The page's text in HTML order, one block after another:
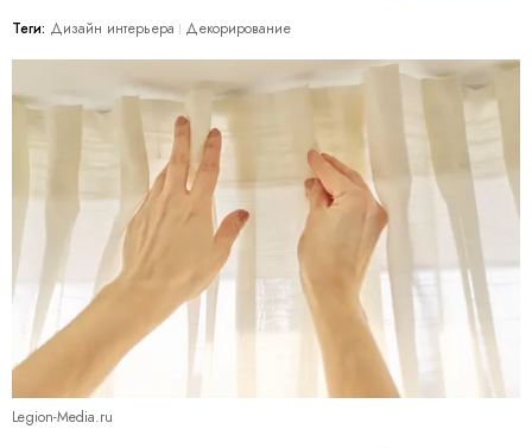
Теги: Дизайн интерьера Декорирование
Legion-Media.ru